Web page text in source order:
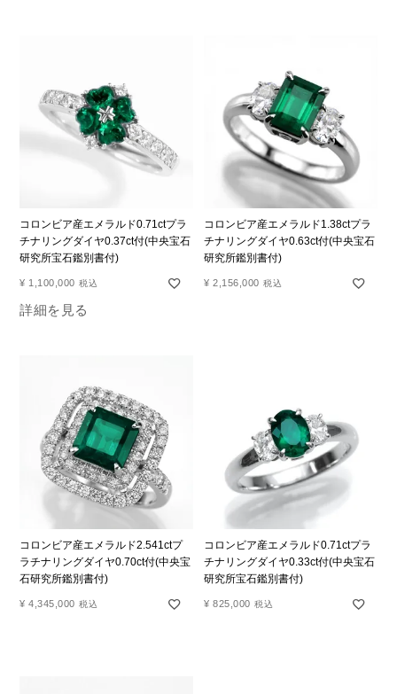
コロンビア産エメラルド0.71ctプラ
チナリングダイヤ0.37ct付(中央宝石
研究所宝石鑑別書付)
¥ 1,100,000 税込
詳細を見る
コロンビア産エメラルド1.38ctプラ
チナリングダイヤ0.63ct付(中央宝石
研究所鑑別書付)
¥ 2,156,000 税込
コロンビア産エメラルド2.541ctプ
ラチナリングダイヤ0.70ct付(中央宝
石研究所鑑別書付)
¥ 4,345,000 税込
コロンビア産エメラルド0.71ctプラ
チナリングダイヤ0.33ct付(中央宝石
研究所宝石鑑別書付)
¥ 825,000 税込